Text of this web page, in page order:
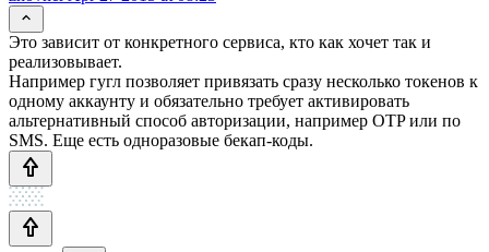
Это зависит от конкретного сервиса, кто как хочет так и
реализовывает.
Например гугл позволяет привязать сразу несколько токенов к
одному аккаунту и обязательно требует активировать
альтернативный способ авторизации, например OTP или по
SMS. Еще есть одноразовые бекап-коды.